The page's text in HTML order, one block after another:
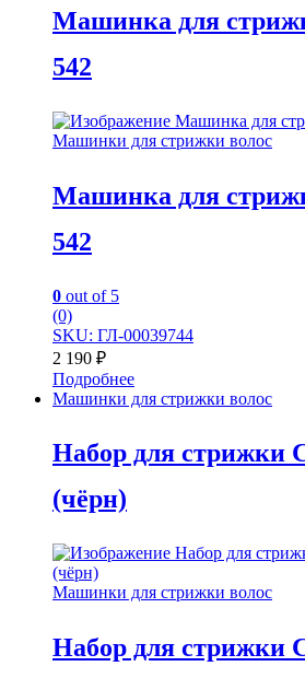
Машинка для
542
Машинки для стрижки волос
Машинка для
542
0 out of 5
(0)
SKU: ГЛ-00039744
2 190 ₽
Подробнее
Машинки для стрижки волос
Набор для стрижки
(чёрн)
Машинки для стрижки волос
Набор для стрижки